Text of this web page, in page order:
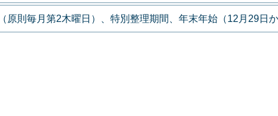
原則毎月第2木曜日）、特別整理期間、年末年始（12月29日か